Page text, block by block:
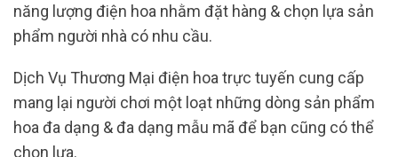
năng lượng điện hoa nhằm đặt hàng & chọn lựa sản
phẩm người nhà có nhu cầu.
Dịch Vụ Thương Mại điện hoa trực tuyến cung cấp
mang lại người chơi một loạt những dòng sản phẩm
hoa đa dạng & đa dạng mẫu mã để bạn cũng có thể
chọn lựa.